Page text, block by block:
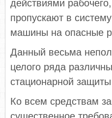
действиями
пропускают в
машины на опасные
Данный весьма
целого ряда
стационарной
Ко всем средствам